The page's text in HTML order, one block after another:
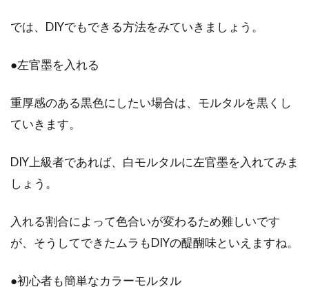
では、DIYでもできる方法をみていきましょう。
●左官墨を入れる
重厚感のある黒色にしたい場合は、モルタルを黒くし
ていきます。
DIY上級者であれば、白モルタルに左官墨を入れてみま
しょう。
入れる割合によって色合いが変わるため難しいです
が、そうしてできたムラもDIYの醍醐味といえますね。
●初心者も簡単なカラーモルタル